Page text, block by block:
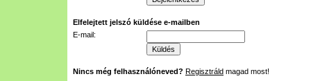
Elfelejtett jelszó küldése e-mailben
E-mail:
Nincs még felhasználóneved? Regisztráld magad most!